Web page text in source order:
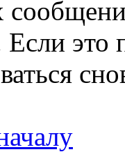
это